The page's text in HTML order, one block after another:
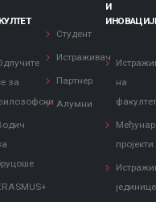
за
Студент
Истраживач
Партнер
Алумни
И
на
пројекти
јединице